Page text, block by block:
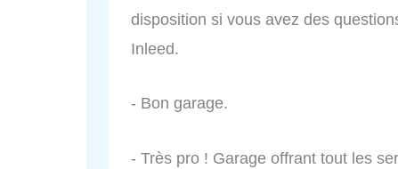
disposition si vous avez des
Inleed.
- Bon garage.
- Très pro ! Garage offrant tout les